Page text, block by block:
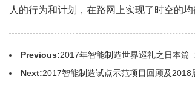
人的行为和计划，在路网上实现了时空的均
Previous:2017年智能制造世界巡礼之日本篇
Next:2017智能制造试点示范项目回顾及2018